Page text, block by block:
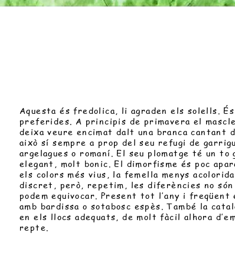
Aquesta és fredolica, li agraden els solells.
preferides. A principis de primavera el
deixa veure encimat dalt una branca cantant
això sí sempre a prop del seu refugi de
argelagues o romaní. El seu plomatge té un
elegant, molt bonic. El dimorfisme és poc
els colors més vius, la femella menys
discret, però, repetim, les diferències no són
podem equivocar. Present tot l’any i freqüent
amb bardissa o sotabosc espès. També la
en els llocs adequats, de molt fàcil alhora
repte.